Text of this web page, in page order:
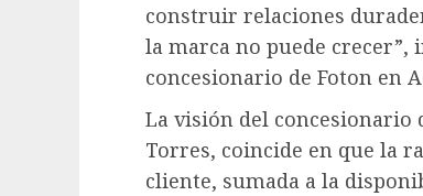
construir relaciones
la marca no puede crecer”,
concesionario de Foton en
La visión del concesionario
Torres, coincide en que la
cliente, sumada a la